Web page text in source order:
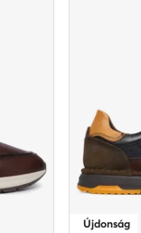
Újdonság